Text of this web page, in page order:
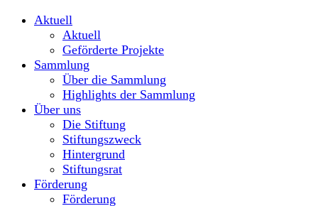
Aktuell
Aktuell
Geförderte Projekte
Sammlung
Über die Sammlung
Highlights der Sammlung
Über uns
Die Stiftung
Stiftungszweck
Hintergrund
Stiftungsrat
Förderung
Förderung